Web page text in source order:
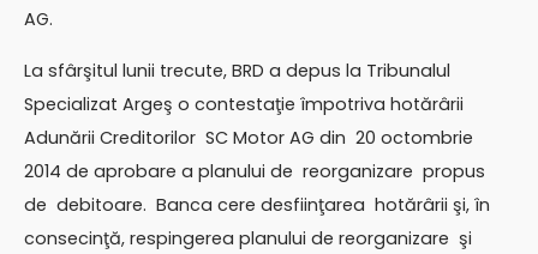
AG.
La sfârşitul lunii trecute, BRD a depus la Tribunalul
Specializat Argeş o contestaţie împotriva hotărârii
Adunării Creditorilor SC Motor AG din 20 octombrie
2014 de aprobare a planului de reorganizare propus
de debitoare. Banca cere desfiinţarea hotărârii şi, în
consecinţă, respingerea planului de reorganizare şi